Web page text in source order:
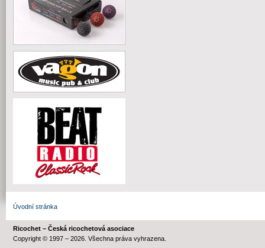
Úvodní stránka
Ricochet – Česká ricochetová asociace
Copyright © 1997 – 2026. Všechna práva vyhrazena.